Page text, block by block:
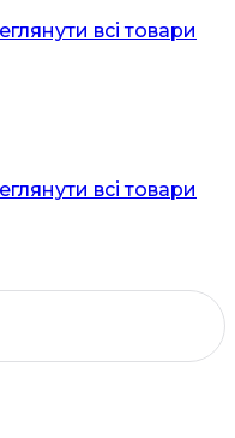
всі товари
всі товари